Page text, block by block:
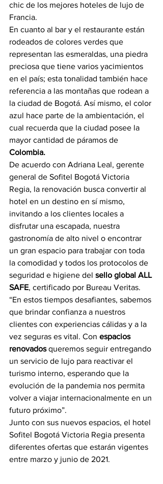
chic de los mejores hoteles de lujo de
Francia.
En cuanto al bar y el restaurante están
rodeados de colores verdes que
representan las esmeraldas, una piedra
preciosa que tiene varios yacimientos
en el país; esta tonalidad también hace
referencia a las montañas que rodean a
la ciudad de Bogotá. Así mismo, el color
azul hace parte de la ambientación, el
cual recuerda que la ciudad posee la
mayor cantidad de páramos de
Colombia.
De acuerdo con Adriana Leal, gerente
general de Sofitel Bogotá Victoria
Regia, la renovación busca convertir al
hotel en un destino en sí mismo,
invitando a los clientes locales a
disfrutar una escapada, nuestra
gastronomía de alto nivel o encontrar
un gran espacio para trabajar con toda
la comodidad y todos los protocolos de
seguridad e higiene del sello global ALL
SAFE, certificado por Bureau Veritas.
“En estos tiempos desafiantes, sabemos
que brindar confianza a nuestros
clientes con experiencias cálidas y a la
vez seguras es vital. Con espacios
renovados queremos seguir entregando
un servicio de lujo para reactivar el
turismo interno, esperando que la
evolución de la pandemia nos permita
volver a viajar internacionalmente en un
futuro próximo”.
Junto con sus nuevos espacios, el hotel
Sofitel Bogotá Victoria Regia presenta
diferentes ofertas que estarán vigentes
entre marzo y junio de 2021.